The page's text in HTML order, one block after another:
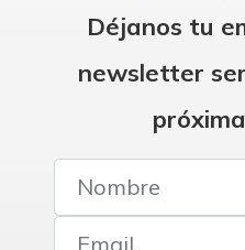
Déjanos tu
newsletter